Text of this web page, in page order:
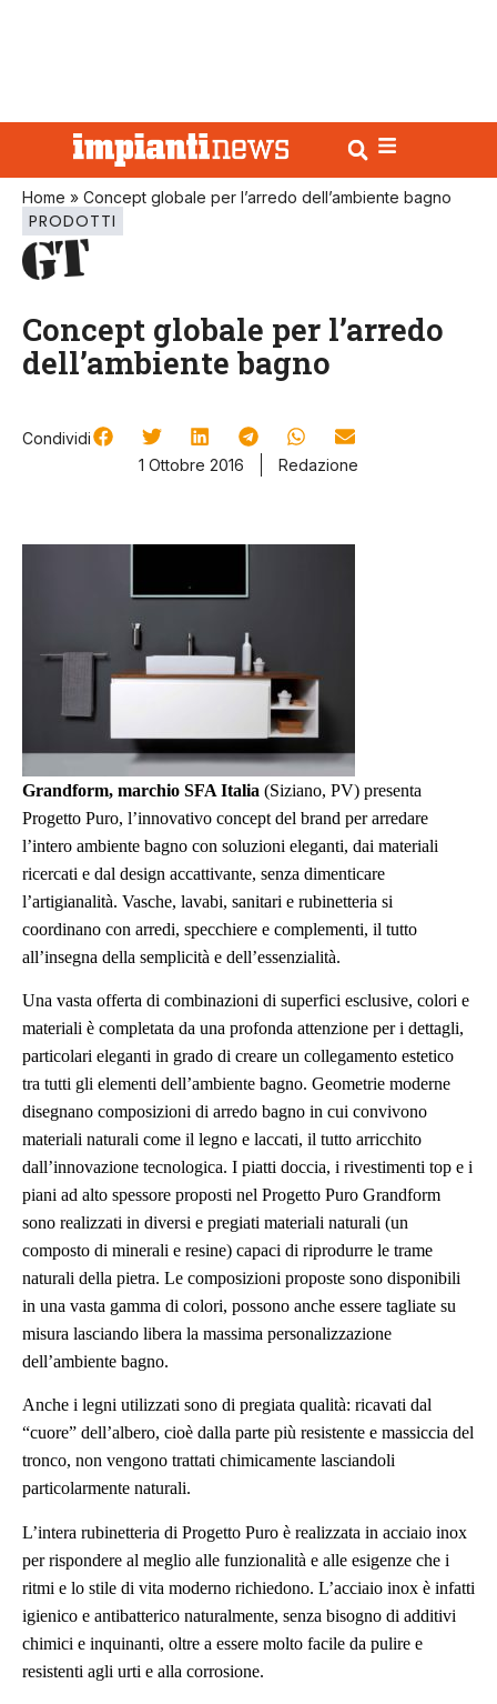
Home » Concept globale per l’arredo dell’ambiente bagno
PRODOTTI
Concept globale per l’arredo
dell’ambiente bagno
Condividi
1 Ottobre 2016
Redazione
Grandform, marchio SFA Italia (Siziano, PV) presenta
Progetto Puro, l’innovativo concept del brand per arredare
l’intero ambiente bagno con soluzioni eleganti, dai materiali
ricercati e dal design accattivante, senza dimenticare
l’artigianalità. Vasche, lavabi, sanitari e rubinetteria si
coordinano con arredi, specchiere e complementi, il tutto
all’insegna della semplicità e dell’essenzialità.
Una vasta offerta di combinazioni di superfici esclusive, colori e
materiali è completata da una profonda attenzione per i dettagli,
particolari eleganti in grado di creare un collegamento estetico
tra tutti gli elementi dell’ambiente bagno. Geometrie moderne
disegnano composizioni di arredo bagno in cui convivono
materiali naturali come il legno e laccati, il tutto arricchito
dall’innovazione tecnologica. I piatti doccia, i rivestimenti top e i
piani ad alto spessore proposti nel Progetto Puro Grandform
sono realizzati in diversi e pregiati materiali naturali (un
composto di minerali e resine) capaci di riprodurre le trame
naturali della pietra. Le composizioni proposte sono disponibili
in una vasta gamma di colori, possono anche essere tagliate su
misura lasciando libera la massima personalizzazione
dell’ambiente bagno.
Anche i legni utilizzati sono di pregiata qualità: ricavati dal
“cuore” dell’albero, cioè dalla parte più resistente e massiccia del
tronco, non vengono trattati chimicamente lasciandoli
particolarmente naturali.
L’intera rubinetteria di Progetto Puro è realizzata in acciaio inox
per rispondere al meglio alle funzionalità e alle esigenze che i
ritmi e lo stile di vita moderno richiedono. L’acciaio inox è infatti
igienico e antibatterico naturalmente, senza bisogno di additivi
chimici e inquinanti, oltre a essere molto facile da pulire e
resistenti agli urti e alla corrosione.